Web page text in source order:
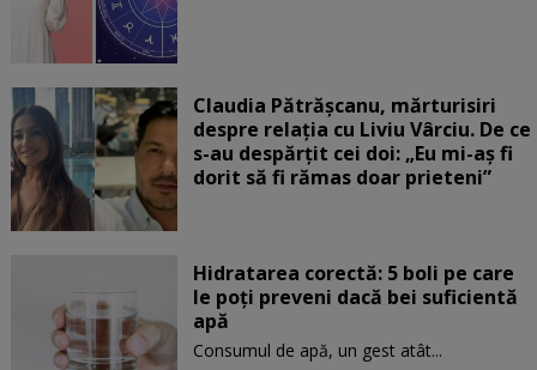
Claudia Pătrășcanu, mărturisiri
despre relația cu Liviu Vârciu. De ce
s-au despărțit cei doi: „Eu mi-aș fi
dorit să fi rămas doar prieteni”
Hidratarea corectă: 5 boli pe care
le poți preveni dacă bei suficientă
apă
Consumul de apă, un gest atât...